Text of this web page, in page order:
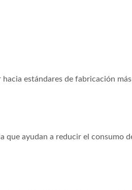
estándares de fabricación
ayudan a reducir el consumo